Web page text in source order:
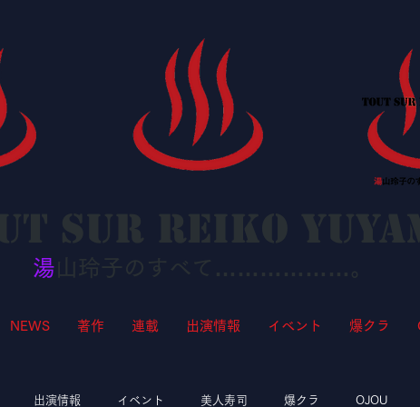
湯
NEWS 著作 連載 出演情報 イベント 爆クラ
出演情報 イベント 美人寿司 爆クラ OJOU